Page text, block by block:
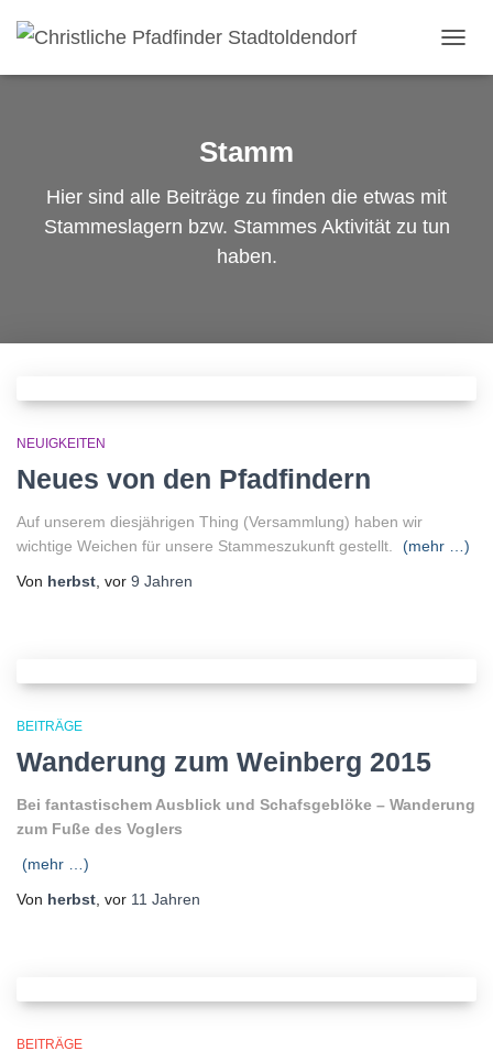
Stamm
Hier sind alle Beiträge zu finden die etwas mit
Stammeslagern bzw. Stammes Aktivität zu tun
haben.
NEUIGKEITEN
Neues von den Pfadfindern
Auf unserem diesjährigen Thing (Versammlung) haben wir
wichtige Weichen für unsere Stammeszukunft gestellt.
(mehr …)
Von herbst , vor 9 Jahren
BEITRÄGE
Wanderung zum Weinberg 2015
Bei fantastischem Ausblick und Schafsgeblöke – Wanderung
zum Fuße des Voglers
(mehr …)
Von herbst , vor 11 Jahren
BEITRÄGE